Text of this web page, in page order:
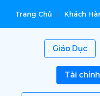
Trang Chủ Khách
Giáo Dục
Tài